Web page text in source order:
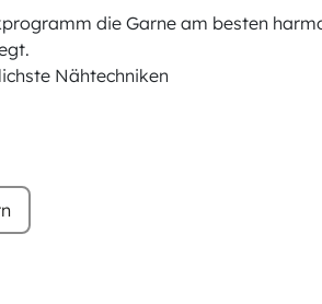
die Garne am besten
Nähtechniken